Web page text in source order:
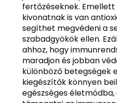
fertőzéseknek.
kivonatnak is van
segíthet megvédeni a
szabadgyökök ellen.
ahhoz, hogy
maradjon és jobban
különböző betegségek
kiegészítők könnyen
egészséges